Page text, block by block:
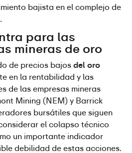
bajista en el complejo de
para las
mineras de oro
de precios bajos del oro
en la rentabilidad y las
de las empresas mineras
Mining (NEM) y Barrick
bursátiles que siguen
el colapso técnico
un importante indicador
debilidad de estas acciones.